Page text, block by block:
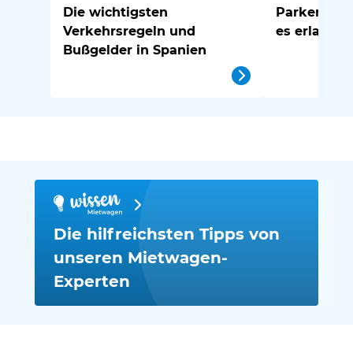
Die wichtigsten
Verkehrsregeln und
Bußgelder in Spanien
Parken in
es erlaubt
Die hilfreichsten Tipps von
unseren Mietwagen-
Experten